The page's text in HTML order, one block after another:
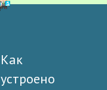
Как
устроено